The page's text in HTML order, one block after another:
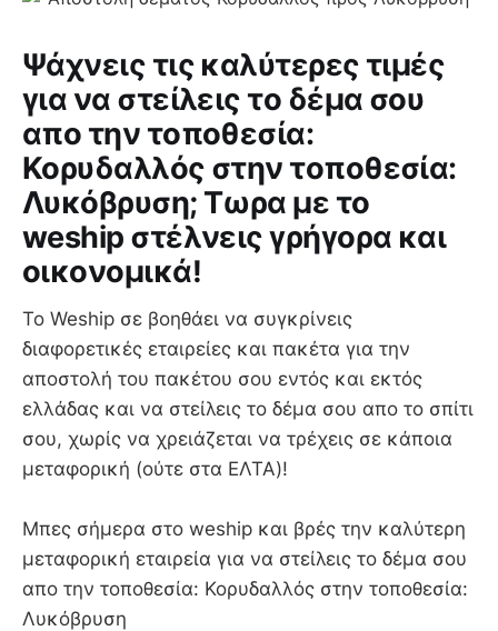
Ψάχνεις τις καλύτερες τιμές
για να στείλεις το δέμα σου
απο την τοποθεσία:
Κορυδαλλός στην τοποθεσία:
Λυκόβρυση; Τωρα με το
weship στέλνεις γρήγορα και
οικονομικά!
Το Weship σε βοηθάει να συγκρίνεις
διαφορετικές εταιρείες και πακέτα για την
αποστολή του πακέτου σου εντός και εκτός
ελλάδας και να στείλεις το δέμα σου απο το σπίτι
σου, χωρίς να χρειάζεται να τρέχεις σε κάποια
μεταφορική (ούτε στα ΕΛΤΑ)!
Mπες σήμερα στο weship και βρές την καλύτερη
μεταφορική εταιρεία για να στείλεις το δέμα σου
απο την τοποθεσία: Κορυδαλλός στην τοποθεσία:
Λυκόβρυση